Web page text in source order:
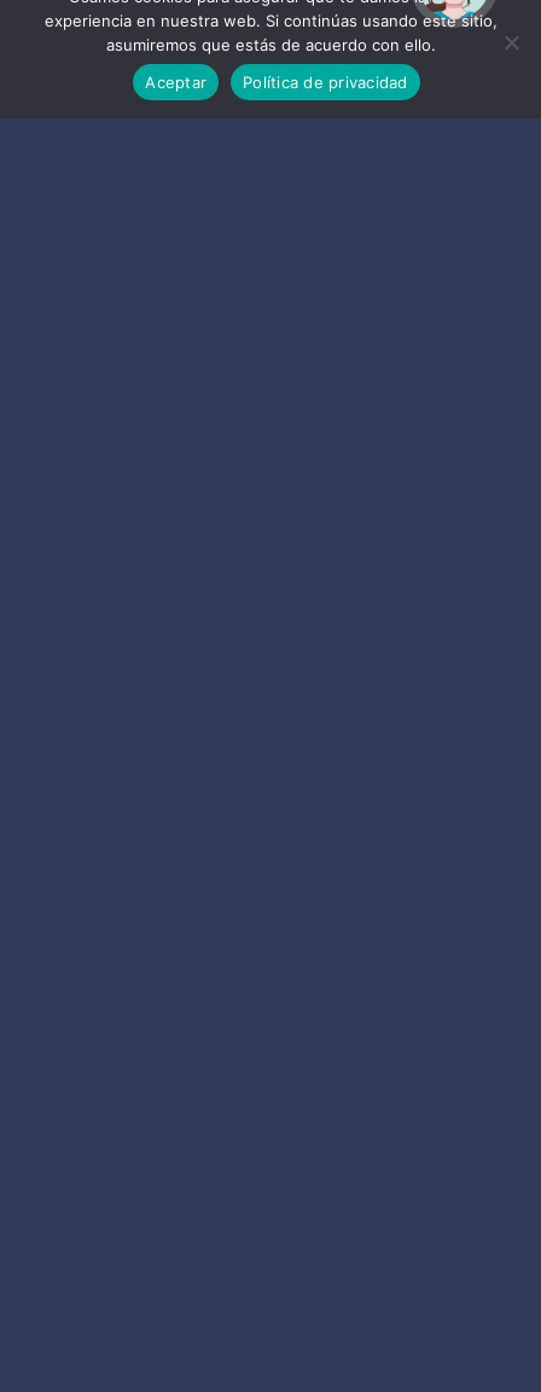
experiencia en nuestra web. Si continúas usando este sitio,
asumiremos que estás de acuerdo con ello.
Aceptar
Política de privacidad